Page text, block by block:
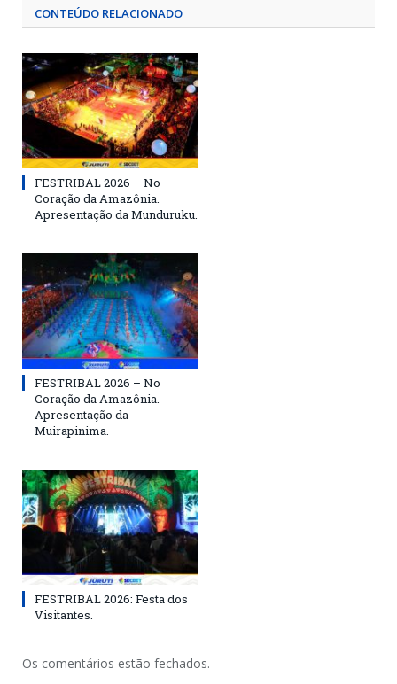
CONTEÚDO RELACIONADO
FESTRIBAL 2026 – No
Coração da Amazônia.
Apresentação da Munduruku.
FESTRIBAL 2026 – No
Coração da Amazônia.
Apresentação da
Muirapinima.
FESTRIBAL 2026: Festa dos
Visitantes.
Os comentários estão fechados.